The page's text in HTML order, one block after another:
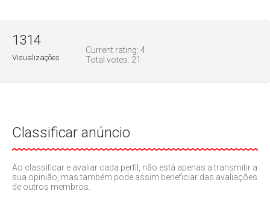
Current rating: 4
Total votes: 21
1314
Visualizações
Classificar anúncio
Ao classificar e avaliar cada perfil, não está apenas a transmitir a
sua opinião, mas também pode assim beneficiar das avaliações
de outros membros.